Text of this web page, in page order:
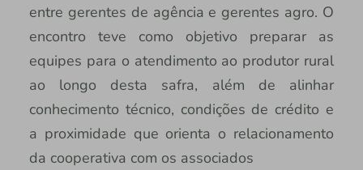
entre gerentes de agência e gerentes agro. O
encontro teve como objetivo preparar as
equipes para o atendimento ao produtor rural
ao longo desta safra, além de alinhar
conhecimento técnico, condições de crédito e
a proximidade que orienta o relacionamento
da cooperativa com os associados